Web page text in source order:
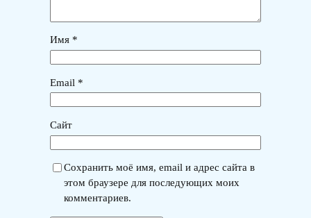
Имя *
Email *
Сайт
Сохранить моё имя, email и адрес сайта в
этом браузере для последующих моих
комментариев.